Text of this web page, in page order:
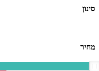
סינון
מחיר